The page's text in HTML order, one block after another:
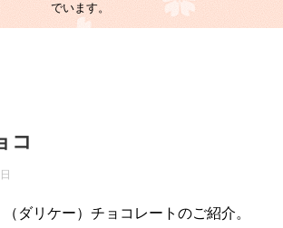
でいます。
コ
ダリケー）チョコレートのご紹介。